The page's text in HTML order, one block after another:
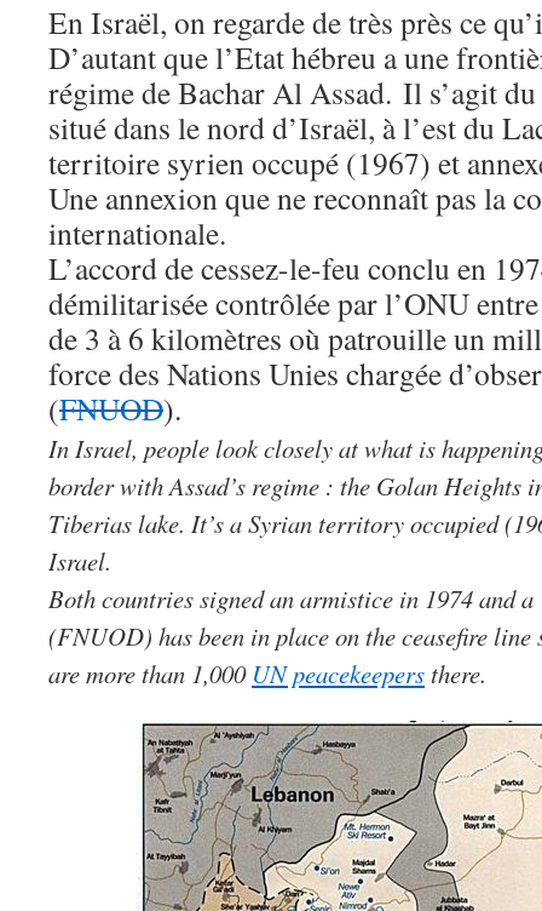
En Israël, on regarde de très près ce
D’autant que l’Etat hébreu a une
régime de Bachar Al Assad. Il s’agit
situé dans le nord d’Israël, à l’est du
territoire syrien occupé (1967) et
Une annexion que ne reconnaît pas la
internationale.
L’accord de cessez-le-feu conclu en
démilitarisée contrôlée par l’ONU
de 3 à 6 kilomètres où patrouille un
force des Nations Unies chargée
(FNUOD).
In Israel, people look closely at what is
border with Assad’s regime : the Golan Heights
Tiberias lake. It’s a Syrian territory occupied
Israel.
Both countries signed an armistice in 1974 and
(FNUOD) has been in place on the ceasefire
are more than 1,000 UN peacekeepers there.